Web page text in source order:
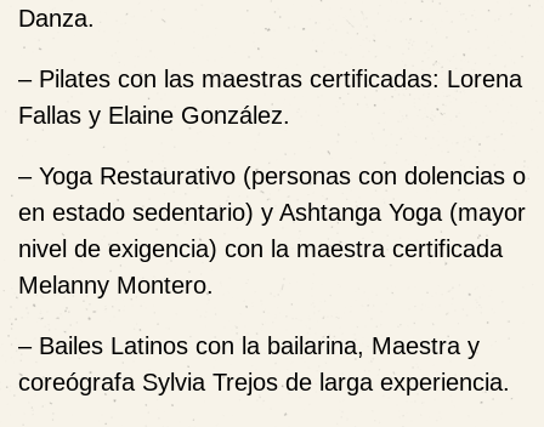
Danza.
– Pilates con las maestras certificadas: Lorena
Fallas y Elaine González.
– Yoga Restaurativo (personas con dolencias o
en estado sedentario) y Ashtanga Yoga (mayor
nivel de exigencia) con la maestra certificada
Melanny Montero.
– Bailes Latinos con la bailarina, Maestra y
coreógrafa Sylvia Trejos de larga experiencia.